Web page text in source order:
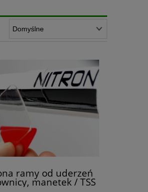
ramy od uderzeń
manetek / TSS